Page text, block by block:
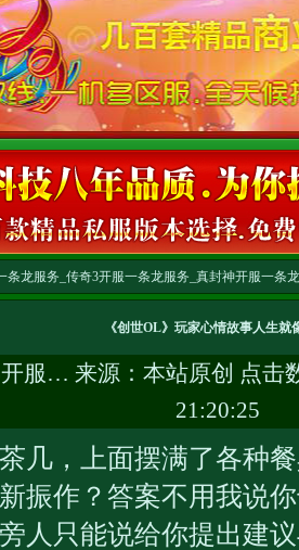
条龙服务_传奇3开服一条龙服务_真封神开服一条
《创世OL》玩家心情故事人生就
服… 来源：本站原创 点击
21:20:25
，上面摆满了各种餐
振作？答案不用我说
人只能说给你提出建